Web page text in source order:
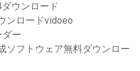
ウンロード
ンロードvidoeo
ダー
ソフトウェア無料ダウンロー